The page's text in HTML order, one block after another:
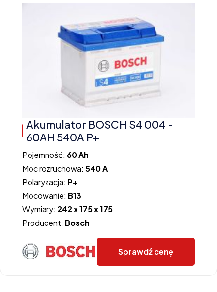
Akumulator BOSCH S4 004 -
60AH 540A P+
Pojemność: 60 Ah
Moc rozruchowa: 540 A
Polaryzacja: P+
Mocowanie: B13
Wymiary: 242 x 175 x 175
Producent: Bosch
Sprawdź cenę